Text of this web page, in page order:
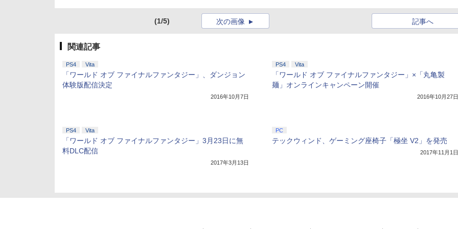
(1/5) 次の画像 記事へ
関連記事
PS4 Vita
「ワールド オブ ファイナルファンタジー」、ダンジョン
体験版配信決定
2016年10月7日
PS4 Vita
「ワールド オブ ファイナルファンタジー」×「丸亀製
麺」オンラインキャンペーン開催
2016年10月27日
PS4 Vita
「ワールド オブ ファイナルファンタジー」3月23日に無
料DLC配信
2017年3月13日
PC
テックウィンド、ゲーミング座椅子「極坐 V2」を発売
2017年11月1日